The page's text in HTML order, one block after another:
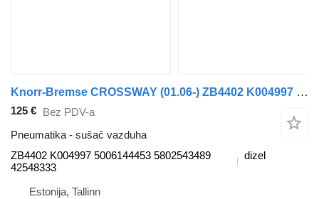
Knorr-Bremse CROSSWAY (01.06-) ZB4402 K004997 sušač vazduha za Irisbus Arway, Crossway, Crealis, Magelys, Proway, Daily Tourys (2006-) autobusa
125 € Bez PDV-a
Pneumatika - sušač vazduha
ZB4402 K004997 5006144453 5802543489
42548333
dizel
Estonija, Tallinn